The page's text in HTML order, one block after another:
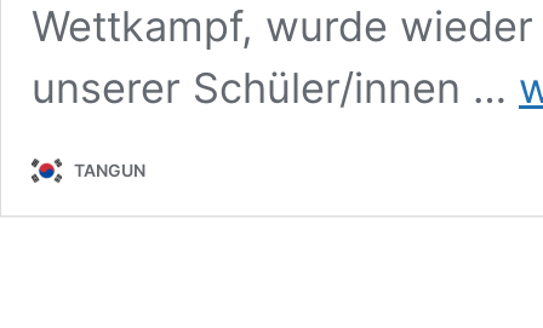
Wettkampf, wurde
unserer Schüler/innen …
TANGUN